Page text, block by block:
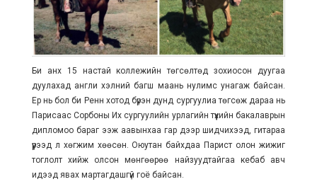
Би анх 15 настай коллежийн төгсөлтөд зохиосон дуугаа
дуулахад англи хэлний багш маань нулимс унагаж байсан.
Ер нь бол би Ренн хотод бүрэн дунд сургуулиа төгсөж дараа нь
Парисаас Сорбоны Их сургуулийн урлагийн түүхийн бакалаврын
дипломоо бараг ээж аавынхаа гар дээр шидчихээд, гитараа
үүрээд л хөгжим хөөсөн. Оюутан байхдаа Парист олон жижиг
тоглолт хийж олсон мөнгөөрөө найзуудтайгаа кебаб авч
идээд явах мартагдашгүй гоё байсан.